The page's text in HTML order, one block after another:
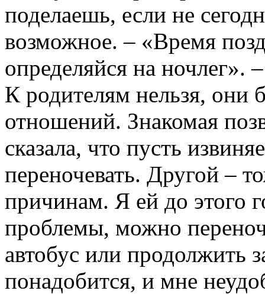
поделаешь, если не
возможное. – «Время
определяйся на ночлег».
К родителям нельзя, они
отношений. Знакомая
сказала, что пусть
переночевать. Другой –
причинам. Я ей до этого
проблемы, можно
автобус или продолжить
понадобится, и мне